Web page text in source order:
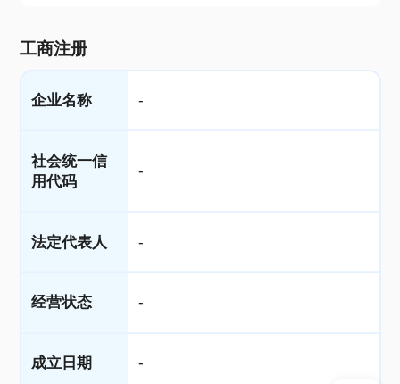
工商注册
企业名称 -
社会统一信
用代码
-
法定代表人 -
经营状态 -
成立日期 -